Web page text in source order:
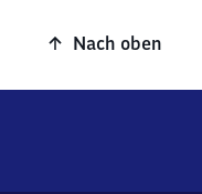
Nach oben